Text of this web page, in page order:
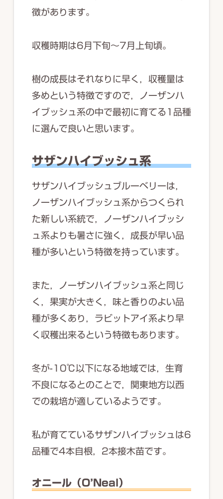
徴があります。
収穫時期は6月下旬～7月上旬頃。
樹の成長はそれなりに早く，収穫量は
多めという特徴ですので，ノーザンハ
イブッシュ系の中で最初に育てる1品種
に選んで良いと思います。
サザンハイブッシュ系
サザンハイブッシュブルーベリーは，
ノーザンハイブッシュ系からつくられ
た新しい系統で，ノーザンハイブッシ
ュ系よりも暑さに強く，成長が早い品
種が多いという特徴を持っています。
また，ノーザンハイブッシュ系と同じ
く，果実が大きく，味と香りのよい品
種が多くあり，ラビットアイ系より早
く収穫出来るという特徴もあります。
冬が-10℃以下になる地域では，生育
不良になるとのことで，関東地方以西
での栽培が適しているようです。
私が育てているサザンハイブッシュは6
品種で4本自根，2本接木苗です。
オニール（O’Neal）